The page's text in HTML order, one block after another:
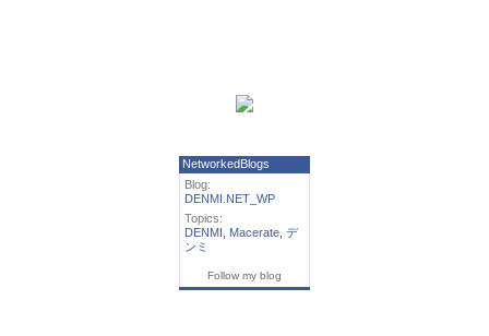
NetworkedBlogs
Blog:
DENMI.NET_WP
Topics:
DENMI
Macerate デ
ンミ
Follow my blog